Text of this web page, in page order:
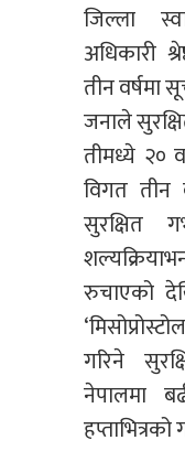
जिल्ला
अधिकारी
तीन वर्षमा
जनाले
तीमध्ये २०
विगत तीन
सुरक्षित
रुचाएको
गरिने
नेपालमा